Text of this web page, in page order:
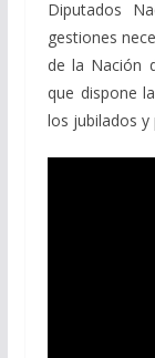
Diputados
gestiones
de la Nación
que dispone
los jubilados y